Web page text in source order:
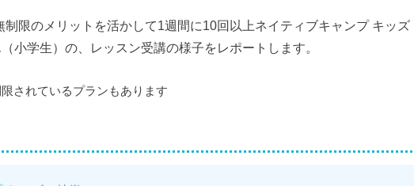
限のメリットを活かして1週間に10回以上ネイティブキャンプ キッズ
小学生）の、レッスン受講の様子をレポートします。
されているプランもあります